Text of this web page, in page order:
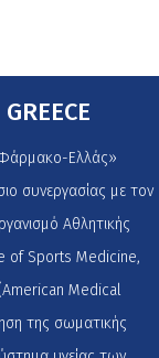
Φάρμακο-Ελλάς»
συνεργασίας με τον
Αθλητικής
of Sports Medicine,
(American Medical
της σωματικής